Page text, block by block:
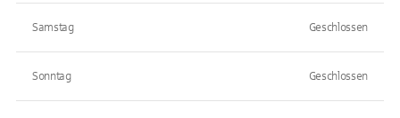
Samstag Geschlossen
Sonntag Geschlossen